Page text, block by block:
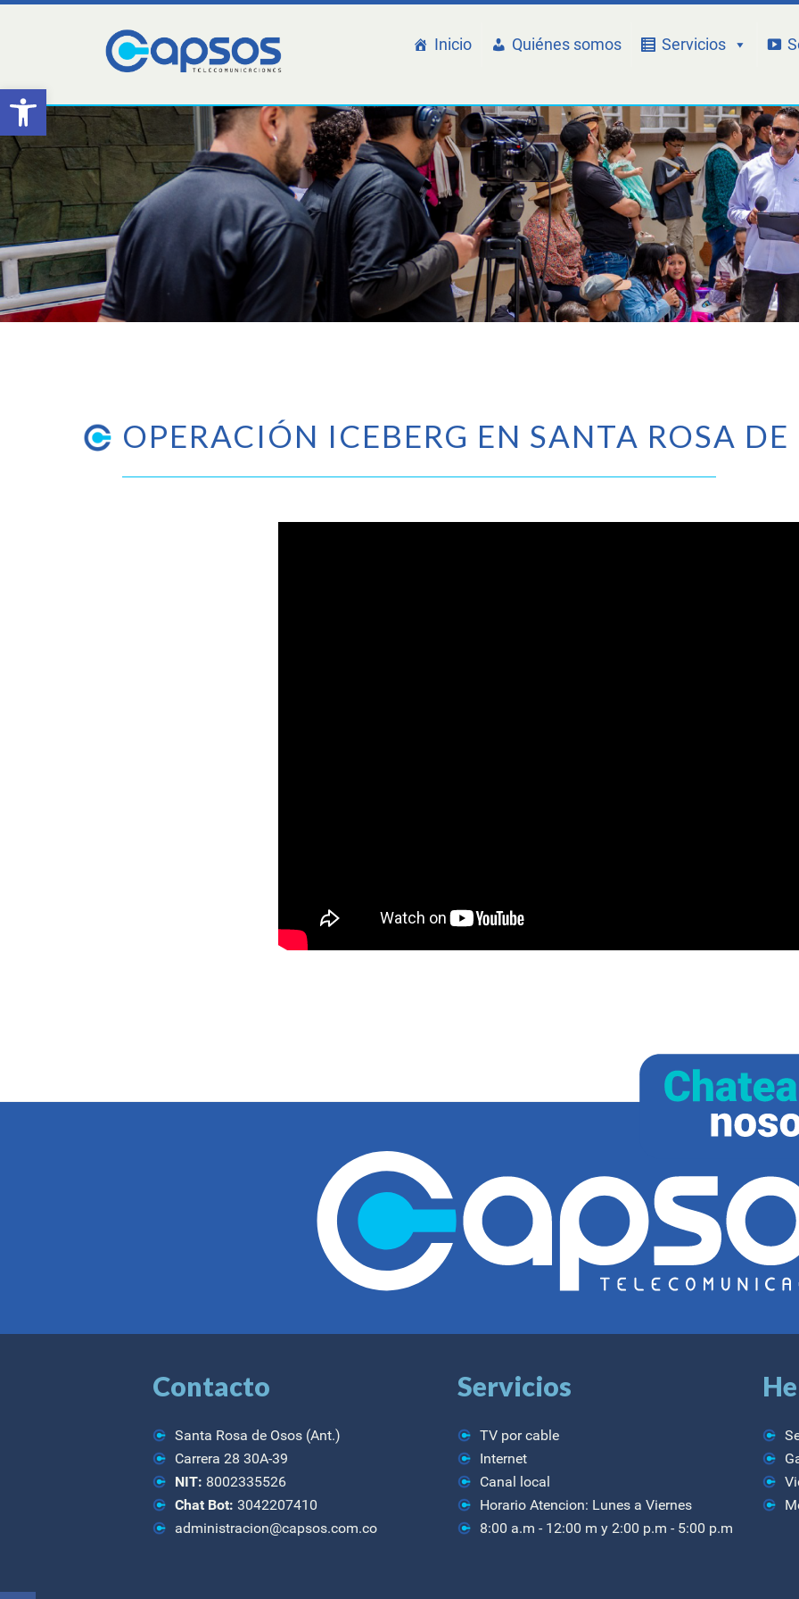
Abrir barra de herramientas
Inicio Quiénes somos Servicios
OPERACIÓN ICEBERG EN SANTA ROSA DE
Contacto
Santa Rosa de Osos (Ant.)
Carrera 28 30A-39
NIT: 8002335526
Chat Bot: 3042207410
administracion@capsos.com.co
Servicios
TV por cable
Internet
Canal local
Horario Atencion: Lunes a Viernes
8:00 a.m - 12:00 m y 2:00 p.m - 5:00 p.m